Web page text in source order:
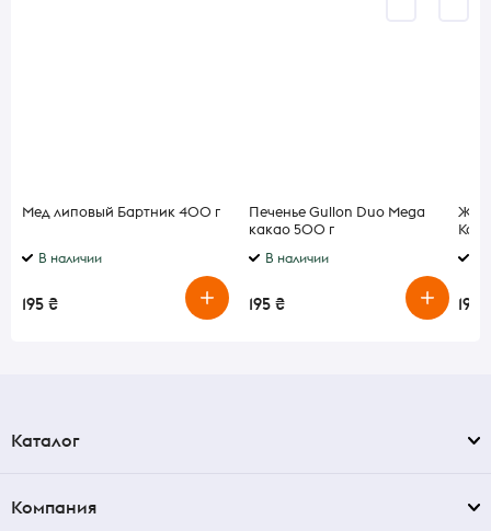
Мед липовый Бартник 400 г
В наличии
195 ₴
Печенье Gullon Duo Mega
какао 500 г
В наличии
195 ₴ 195
Каталог
Компания